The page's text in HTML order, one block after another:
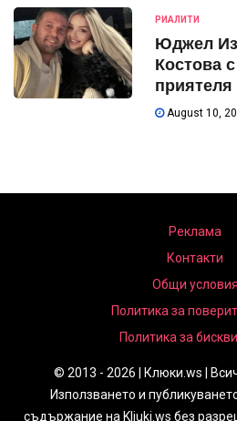
РИАЛИТИ
Юджел
Костова
August 10,
Реклама
Контакти
Общи условия
Политика за
Политика за
© 2013 - 2026 | Клюки.ws |
Използването и
съдържание на Kliuki.ws без